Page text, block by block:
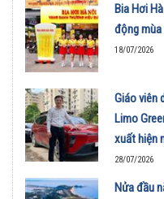
Bia Hơi
động mùa
18/07/2026
Giáo viên
Limo
xuất hiện
28/07/2026
Nửa đầu